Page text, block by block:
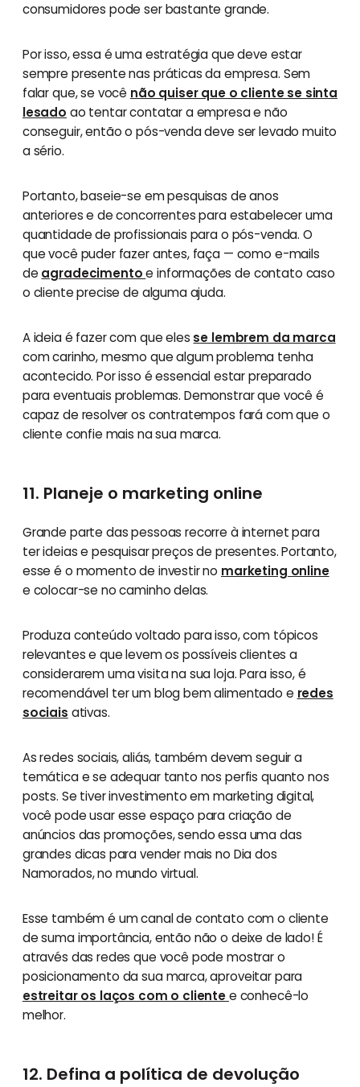
consumidores pode ser bastante grande.
Por isso, essa é uma estratégia que deve estar
sempre presente nas práticas da empresa. Sem
falar que, se você não quiser que o cliente se sinta
lesado ao tentar contatar a empresa e não
conseguir, então o pós-venda deve ser levado muito
a sério.
Portanto, baseie-se em pesquisas de anos
anteriores e de concorrentes para estabelecer uma
quantidade de profissionais para o pós-venda. O
que você puder fazer antes, faça — como e-mails
de agradecimentoe informações de contato caso
o cliente precise de alguma ajuda.
A ideia é fazer com que eles se lembrem da marca
com carinho, mesmo que algum problema tenha
acontecido. Por isso é essencial estar preparado
para eventuais problemas. Demonstrar que você é
capaz de resolver os contratempos fará com que o
cliente confie mais na sua marca.
11. Planeje o marketing online
Grande parte das pessoas recorre à internet para
ter ideias e pesquisar preços de presentes. Portanto,
esse é o momento de investir no marketing online
e colocar-se no caminho delas.
Produza conteúdo voltado para isso, com tópicos
relevantes e que levem os possíveis clientes a
considerarem uma visita na sua loja. Para isso, é
recomendável ter um blog bem alimentado e redes
sociais ativas.
As redes sociais, aliás, também devem seguir a
temática e se adequar tanto nos perfis quanto nos
posts. Se tiver investimento em marketing digital,
você pode usar esse espaço para criação de
anúncios das promoções, sendo essa uma das
grandes dicas para vender mais no Dia dos
Namorados, no mundo virtual.
Esse também é um canal de contato com o cliente
de suma importância, então não o deixe de lado! É
através das redes que você pode mostrar o
posicionamento da sua marca, aproveitar para
estreitar os laços com o clientee conhecê-lo
melhor.
12. Defina a política de devolução